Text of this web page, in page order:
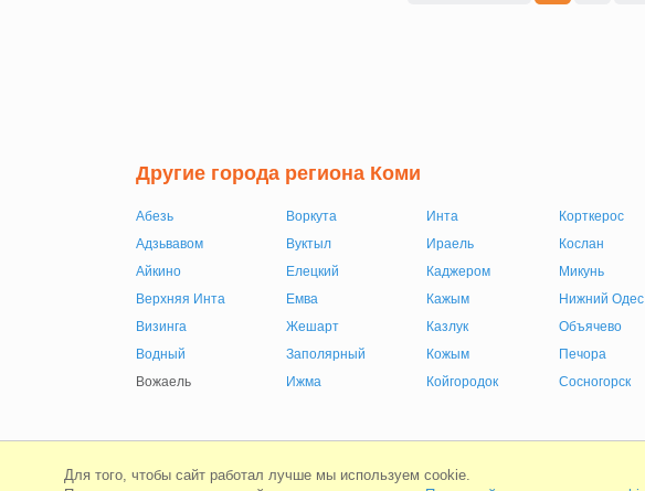
Другие города региона Коми
Абезь
Адзьвавом
Айкино
Верхняя Инта
Визинга
Водный
Вожаель
Воркута
Вуктыл
Елецкий
Емва
Жешарт
Заполярный
Ижма
Инта
Ираель
Каджером
Кажым
Казлук
Кожым
Койгородок
Корткерос
Кослан
Микунь
Нижний Одес
Объячево
Печора
Сосногорск
Для того, чтобы сайт работал лучше мы используем cookie.